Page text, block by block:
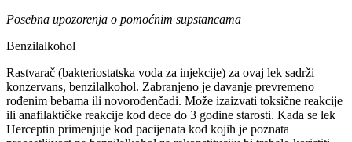
Posebna upozorenja o pomoćnim supstancama
Benzilalkohol
Rastvarač (bakteriostatska voda za injekcije) za ovaj lek sadrži
konzervans, benzilalkohol. Zabranjeno je davanje prevremeno
rođenim bebama ili novorođenčadi. Može izaizvati toksične reakcije
ili anafilaktičke reakcije kod dece do 3 godine starosti. Kada se lek
Herceptin primenjuje kod pacijenata kod kojih je poznata